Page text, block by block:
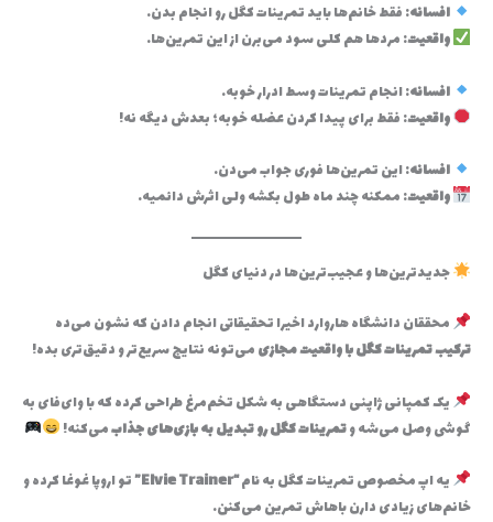
افسانه: فقط خانم‌ها باید تمرینات کگل رو انجام بدن.
واقعیت: مردها هم کلی سود می‌برن از این تمرین‌ها.
افسانه: انجام تمرینات وسط ادرار خوبه.
واقعیت: فقط برای پیدا کردن عضله خوبه؛ بعدش دیگه نه!
افسانه: این تمرین‌ها فوری جواب می‌دن.
واقعیت: ممکنه چند ماه طول بکشه ولی اثرش دائمیه.
جدیدترین‌ها و عجیب‌ترین‌ها در دنیای کگل
محققان دانشگاه هاروارد اخیرا تحقیقاتی انجام دادن که نشون می‌ده
ترکیب تمرینات کگل با واقعیت مجازیمی‌تونه نتایج سریع‌تر و دقیق‌تری بده!
یک کمپانی ژاپنی دستگاهی به شکل تخم‌مرغ طراحی کرده که با وای‌فای به
گوشی وصل می‌شه وتمرینات کگل رو تبدیل به بازی‌های جذابمی‌کنه!
یه اپ مخصوص تمرینات کگل به نام“Elvie Trainer”
تو اروپا غوغا کرده و
خانم‌های زیادی دارن باهاش تمرین می‌کنن.